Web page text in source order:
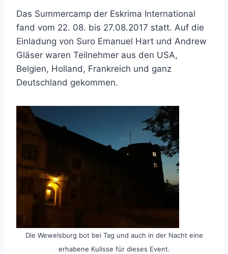
Das Summercamp der Eskrima International
fand vom 22. 08. bis 27.08.2017 statt. Auf die
Einladung von Suro Emanuel Hart und Andrew
Gläser waren Teilnehmer aus den USA,
Belgien, Holland, Frankreich und ganz
Deutschland gekommen.
Die Wewelsburg bot bei Tag und auch in der Nacht eine
erhabene Kulisse für dieses Event.